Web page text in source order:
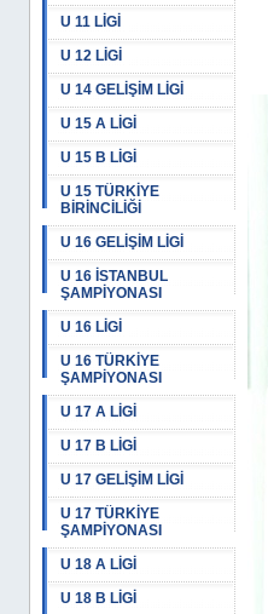
U 11 LİGİ
U 12 LİGİ
U 14 GELİŞİM LİGİ
U 15 A LİGİ
U 15 B LİGİ
U 15 TÜRKİYE
BİRİNCİLİĞİ
U 16 GELİŞİM LİGİ
U 16 İSTANBUL
ŞAMPİYONASI
U 16 LİGİ
U 16 TÜRKİYE
ŞAMPİYONASI
U 17 A LİGİ
U 17 B LİGİ
U 17 GELİŞİM LİGİ
U 17 TÜRKİYE
ŞAMPİYONASI
U 18 A LİGİ
U 18 B LİGİ